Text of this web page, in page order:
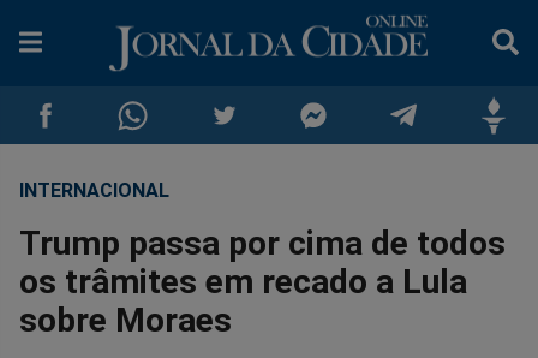
Compartilhar
no
Facebook
Compartilhar
no
Whatsapp
no
Twitter
no
no
no
INTERNACIONAL
Trump passa por cima de todos
os trâmites em recado a Lula
sobre Moraes